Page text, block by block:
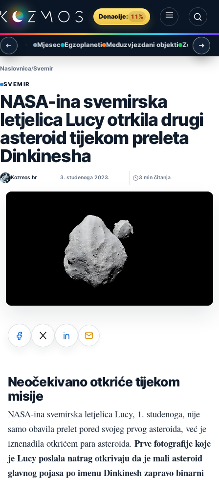
Preskoči na sadržaj
Donacije: 11%
Otvori izbornik
Otvori pretragu
Mjesec Egzoplaneti Međuzvjezdani objekti Zemlja i
Naslovnica Svemir
SVEMIR
NASA-ina svemirska
letjelica Lucy otrkila drugi
asteroid tijekom preleta
Dinkinesha
Kozmos.hr 3. studenoga 2023. 3 min čitanja
Neočekivano otkriće tijekom
misije
NASA-ina svemirska letjelica Lucy, 1. studenoga, nije
samo obavila prelet pored svojeg prvog asteroida, već je
iznenadila otkrićem para asteroida. Prve fotografije koje
je Lucy poslala natrag otkrivaju da je mali asteroid
glavnog pojasa po imenu Dinkinesh zapravo binarni